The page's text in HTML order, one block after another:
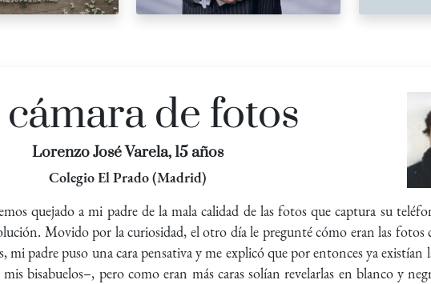
de fotos
Lorenzo José Varela, 15 años
Colegio El Prado (Madrid)
quejado a mi padre de la mala calidad de las fotos que captura su
Movido por la curiosidad, el otro día le pregunté cómo eran las fotos
mi padre puso una cara pensativa y me explicó que por entonces ya existían
bisabuelos–, pero como eran más caras solían revelarlas en blanco y